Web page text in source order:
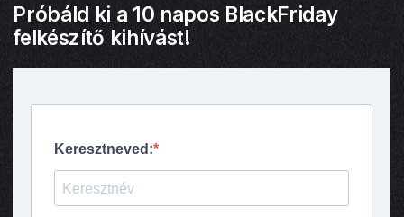
Próbáld ki a 10 napos BlackFriday
felkészítő kihívást!